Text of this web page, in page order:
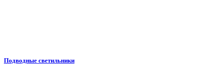
Подводные светильники